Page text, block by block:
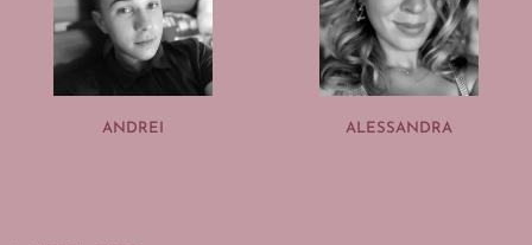
ANDREI ALESSANDRA